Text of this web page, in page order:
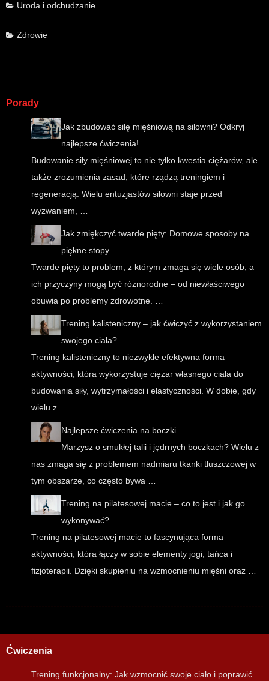
Uroda i odchudzanie
Zdrowie
Porady
Jak zbudować siłę mięśniową na silowni? Odkryj
najlepsze ćwiczenia!
Budowanie siły mięśniowej to nie tylko kwestia ciężarów, ale
także zrozumienia zasad, które rządzą treningiem i
regeneracją. Wielu entuzjastów siłowni staje przed
wyzwaniem, …
Jak zmiękczyć twarde pięty: Domowe sposoby na
piękne stopy
Twarde pięty to problem, z którym zmaga się wiele osób, a
ich przyczyny mogą być różnorodne – od niewłaściwego
obuwia po problemy zdrowotne. …
Trening kalisteniczny – jak ćwiczyć z wykorzystaniem
swojego ciała?
Trening kalisteniczny to niezwykle efektywna forma
aktywności, która wykorzystuje ciężar własnego ciała do
budowania siły, wytrzymałości i elastyczności. W dobie, gdy
wielu z …
Najlepsze ćwiczenia na boczki
Marzysz o smukłej talii i jędrnych boczkach? Wielu z
nas zmaga się z problemem nadmiaru tkanki tłuszczowej w
tym obszarze, co często bywa …
Trening na pilatesowej macie – co to jest i jak go
wykonywać?
Trening na pilatesowej macie to fascynująca forma
aktywności, która łączy w sobie elementy jogi, tańca i
fizjoterapii. Dzięki skupieniu na wzmocnieniu mięśni oraz …
Ćwiczenia
Trening funkcjonalny: Jak wzmocnić swoje ciało i poprawić